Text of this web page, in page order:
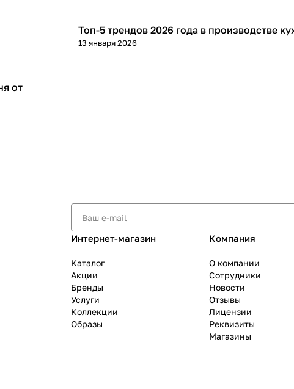
Обустройство дома
Топ-5 трендов 2026 года в производстве
13 января 2026
от
Интернет-магазин
Каталог
Акции
Бренды
Услуги
Коллекции
Образы
Компания
О компании
Сотрудники
Новости
Отзывы
Лицензии
Реквизиты
Магазины